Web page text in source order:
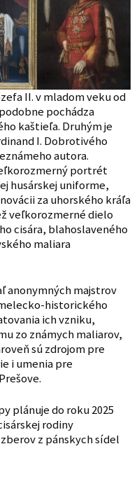
II. v mladom veku od
pochádza
kaštieľa. Druhým je
I. Dobrotivého
autora.
portrét
husárskej uniforme,
za uhorského kráľa
veľkorozmerné dielo
cisára, blahoslaveného
maliara
anonymných majstrov
historického
ich vzniku,
zo známych maliarov,
sú zdrojom pre
i umenia pre
plánuje do roku 2025
rodiny
z pánskych sídel